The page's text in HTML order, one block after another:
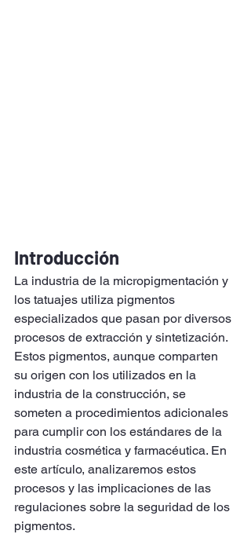
Introducción
La industria de la micropigmentación y
los tatuajes utiliza pigmentos
especializados que pasan por diversos
procesos de extracción y sintetización.
Estos pigmentos, aunque comparten
su origen con los utilizados en la
industria de la construcción, se
someten a procedimientos adicionales
para cumplir con los estándares de la
industria cosmética y farmacéutica. En
este artículo, analizaremos estos
procesos y las implicaciones de las
regulaciones sobre la seguridad de los
pigmentos.